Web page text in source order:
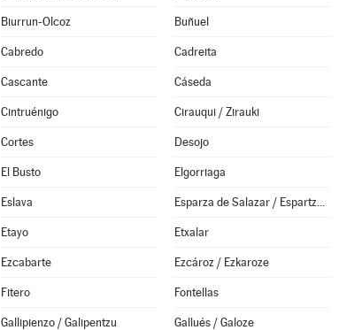
Biurrun-Olcoz Buñuel
Cabredo Cadreita
Cascante Cáseda
Cintruénigo Cirauqui / Zirauki
Cortes Desojo
El Busto Elgorriaga
Eslava Esparza de Salazar / Espartza Zaraitzu
Etayo Etxalar
Ezcabarte Ezcároz / Ezkaroze
Fitero Fontellas
Gallipienzo / Galipentzu Gallués / Galoze